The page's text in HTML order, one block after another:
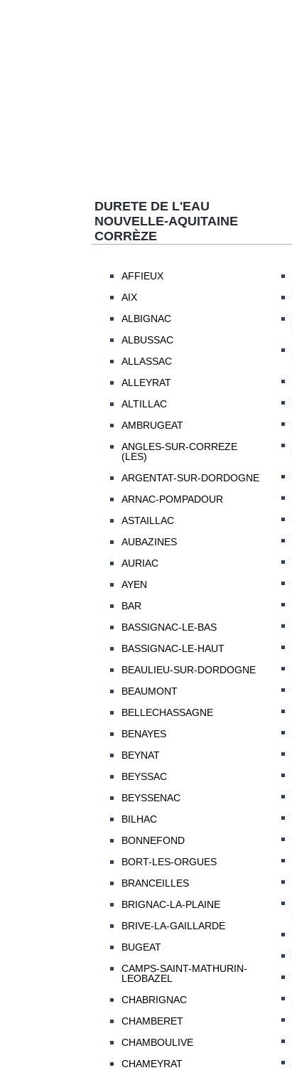
DURETE DE L'EAU
NOUVELLE-AQUITAINE
CORRÈZE
AFFIEUX
AIX
ALBIGNAC
ALBUSSAC
ALLASSAC
ALLEYRAT
ALTILLAC
AMBRUGEAT
ANGLES-SUR-CORREZE
(LES)
ARGENTAT-SUR-DORDOGNE
ARNAC-POMPADOUR
ASTAILLAC
AUBAZINES
AURIAC
AYEN
BAR
BASSIGNAC-LE-BAS
BASSIGNAC-LE-HAUT
BEAULIEU-SUR-DORDOGNE
BEAUMONT
BELLECHASSAGNE
BENAYES
BEYNAT
BEYSSAC
BEYSSENAC
BILHAC
BONNEFOND
BORT-LES-ORGUES
BRANCEILLES
BRIGNAC-LA-PLAINE
BRIVE-LA-GAILLARDE
BUGEAT
CAMPS-SAINT-MATHURIN-
LEOBAZEL
CHABRIGNAC
CHAMBERET
CHAMBOULIVE
CHAMEYRAT